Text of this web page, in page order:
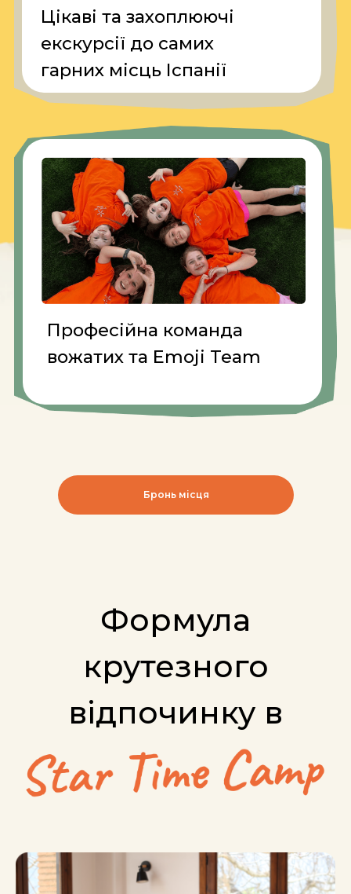
Бронь місця
Програма
відпочинку в